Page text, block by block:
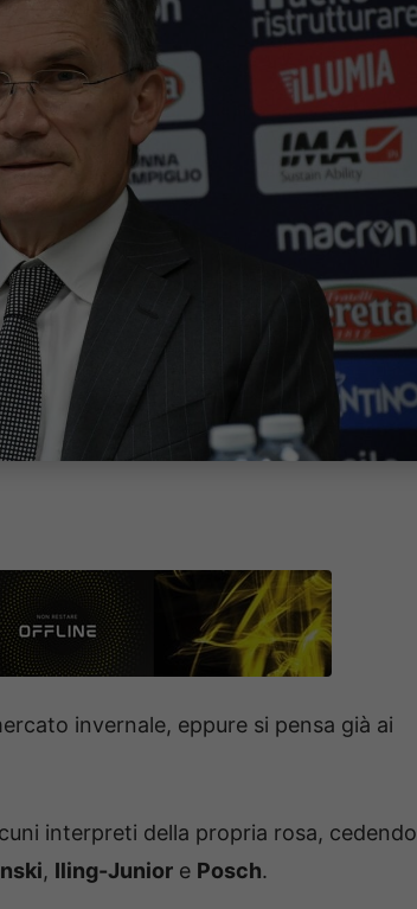
invernale, eppure si pensa già ai
interpreti della propria rosa, cedendo
, Iling-Junior e Posch.